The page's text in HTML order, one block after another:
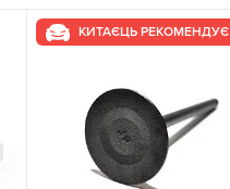
КИТАЄЦЬ РЕКОМЕНДУЄ